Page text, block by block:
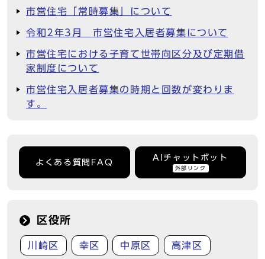
市営住宅「常時募集」について
令和2年3月 市営住宅入居者募集について
市営住宅における子育て世帯向区分及び定期借
家制度について
市営住宅入居者募集の時期と回数が変わりま
す。
よくある質問FAQ
AIチャットボット
外部リンク
区役所
川崎区 幸区 中原区 高津区